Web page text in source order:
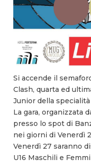
Si accende il
Clash, quarta ed
Junior della
La gara, organizzata
presso lo spot di
nei giorni di Venerdì
Venerdì 27 saranno
U16 Maschili e